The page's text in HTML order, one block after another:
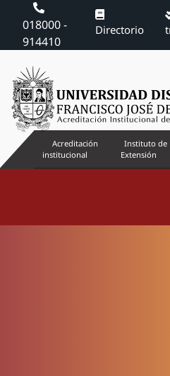
018000 -
914410
Directorio
Acreditación
institucional
Instituto de
Extensión